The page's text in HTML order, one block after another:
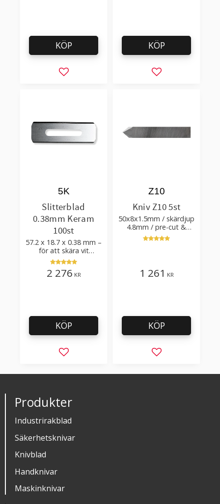
Lägg till i favoriter
KÖP
Lägg till i
KÖP
Slitterblad
0.38mm Keram
100st
57.2 x 18.7 x 0.38 mm –
för att skära vit
plastfilm med tillsatser
5K
2 276 KR
Lägg till i favoriter
KÖP
Kniv Z10 5st
50x8x1.5mm / skärdjup
4.8mm / pre-cut &
post-cut 0.84xTm /
skärvinkel 50°
Z10
1 261 KR
Lägg till i
KÖP
Produkter
Industrirakblad
Säkerhetsknivar
Knivblad
Handknivar
Maskinknivar